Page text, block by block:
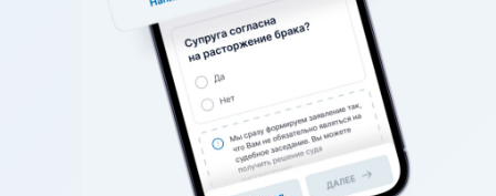
исковом заявлении о разводе.
О лишении или ограничении родительских